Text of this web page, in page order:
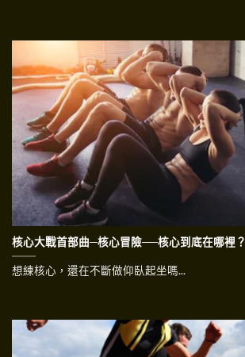
核心大戰首部曲─核心冒險──核心到底在哪裡？
想練核心，還在不斷做仰臥起坐嗎...